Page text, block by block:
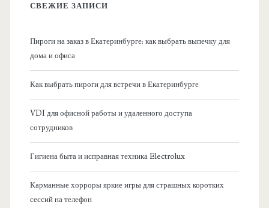
СВЕЖИЕ ЗАПИСИ
Пироги на заказ в Екатеринбурге: как выбрать выпечку для
дома и офиса
Как выбрать пироги для встречи в Екатеринбурге
VDI для офисной работы и удаленного доступа
сотрудников
Гигиена быта и исправная техника Electrolux
Карманные хорроры яркие игры для страшных коротких
сессий на телефон